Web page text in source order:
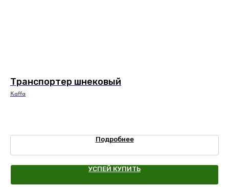
Транспортер шнековый
Kaffa
Подробнее
УСПЕЙ КУПИТЬ